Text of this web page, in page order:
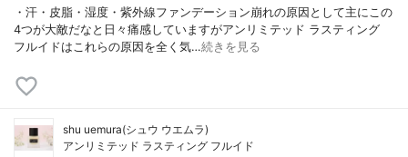
・汗・皮脂・湿度・紫外線ファンデーション崩れの原因として主にこの
4つが大敵だなと日々痛感していますがアンリミテッド ラスティング
フルイドはこれらの原因を全く気…続きを見る
shu uemura(シュウ ウエムラ)
アンリミテッド ラスティング フルイド